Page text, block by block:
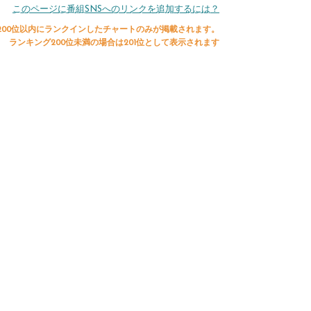
このページに番組SNSへのリンクを追加するには？
位以内にランクインしたチャートのみが掲載されます。
ランキング200位未満の場合は201位として表示されます